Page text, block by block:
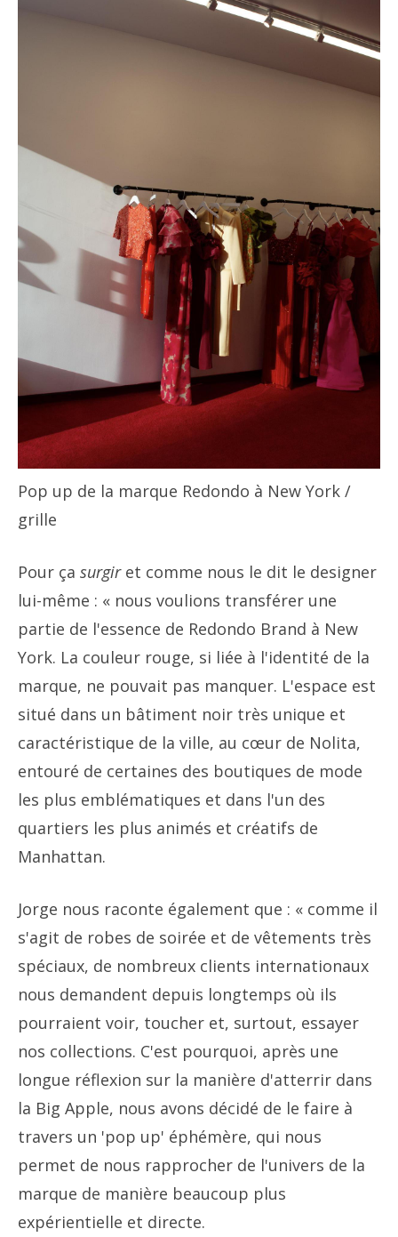
Pop up de la marque Redondo à New York /
grille
Pour ça surgiret comme nous le dit le designer
lui-même : « nous voulions transférer une
partie de l'essence de Redondo Brand à New
York. La couleur rouge, si liée à l'identité de la
marque, ne pouvait pas manquer. L'espace est
situé dans un bâtiment noir très unique et
caractéristique de la ville, au cœur de Nolita,
entouré de certaines des boutiques de mode
les plus emblématiques et dans l'un des
quartiers les plus animés et créatifs de
Manhattan.
Jorge nous raconte également que : « comme il
s'agit de robes de soirée et de vêtements très
spéciaux, de nombreux clients internationaux
nous demandent depuis longtemps où ils
pourraient voir, toucher et, surtout, essayer
nos collections. C'est pourquoi, après une
longue réflexion sur la manière d'atterrir dans
la Big Apple, nous avons décidé de le faire à
travers un 'pop up' éphémère, qui nous
permet de nous rapprocher de l'univers de la
marque de manière beaucoup plus
expérientielle et directe.